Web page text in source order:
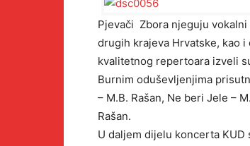
Pjevači Zbora njeguju
drugih krajeva Hrvatske, kao
kvalitetnog repertoara izveli
Burnim oduševljenjima
– M.B. Rašan, Ne beri Jele –
Rašan.
U daljem dijelu koncerta